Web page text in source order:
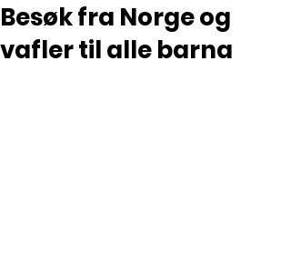
Besøk fra Norge og
vafler til alle barna